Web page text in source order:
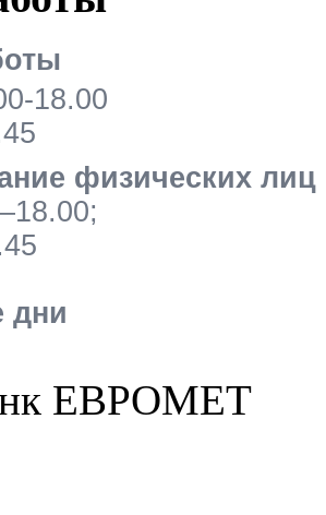
18.00
физических лиц
дни
ЕВРОМЕТ